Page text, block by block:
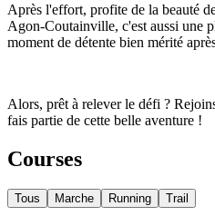
Après l'effort, profite de la beauté
Agon-Coutainville, c'est aussi une
moment de détente bien mérité
Alors, prêt à relever le défi ?
fais partie de cette belle aventure !
Courses
Tous Marche Running Trail